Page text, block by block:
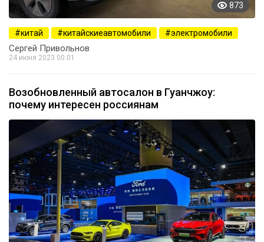
873
китай китайскиеавтомобили электромобили
Сергей Привольнов
24 июня 2023 00:01
Возобновленный автосалон в Гуанчжоу:
почему интересен россиянам